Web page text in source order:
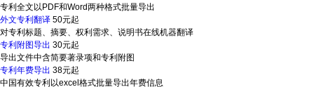
专利全文以PDF和Word两种格式批量导出
外文专利翻译 50元起
对专利标题、摘要、权利需求、说明书在线机器翻译
专利附图导出 30元起
导出文件中含简要著录项和专利附图
专利年费导出 38元起
中国有效专利以excel格式批量导出年费信息